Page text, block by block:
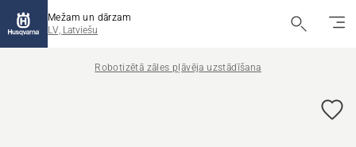
Mežam un dārzam
LV, Latviešu
Robotizētā zāles pļāvēja uzstādīšana